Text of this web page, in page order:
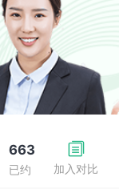
加入对比
663
已约